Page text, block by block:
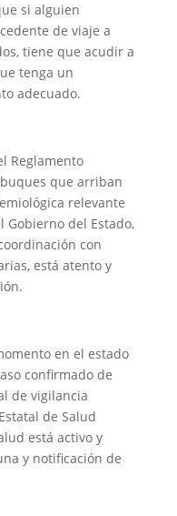
si alguien
de viaje a
tiene que acudir a
tenga un
adecuado.
Reglamento
que arriban
relevante
Gobierno del Estado,
con
está atento y
en el estado
confirmado de
de vigilancia
de Salud
está activo y
y notificación de